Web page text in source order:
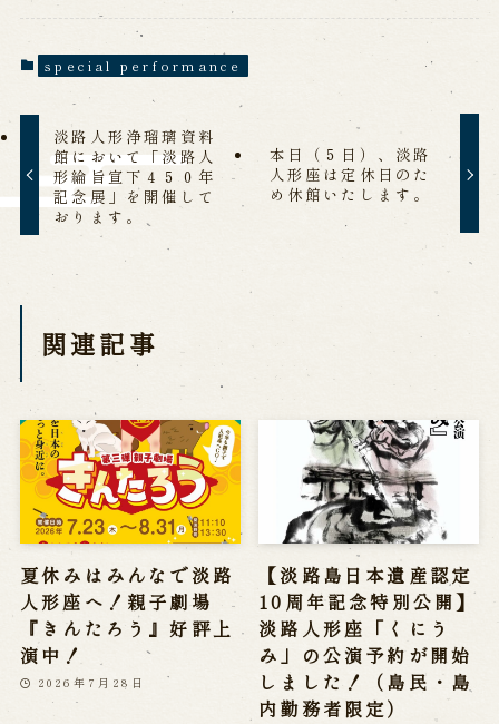
special performance
淡路人形浄瑠璃資料
館において「淡路人
形綸旨宣下４５０年
記念展」を開催して
おります。
本日（５日）、淡路
人形座は定休日のた
め休館いたします。
関連記事
夏休みはみんなで淡路
人形座へ！親子劇場
『きんたろう』好評上
演中！
2026年7月28日
【淡路島日本遺産認定
10周年記念特別公開】
淡路人形座「くにう
み」の公演予約が開始
しました！（島民・島
内勤務者限定）